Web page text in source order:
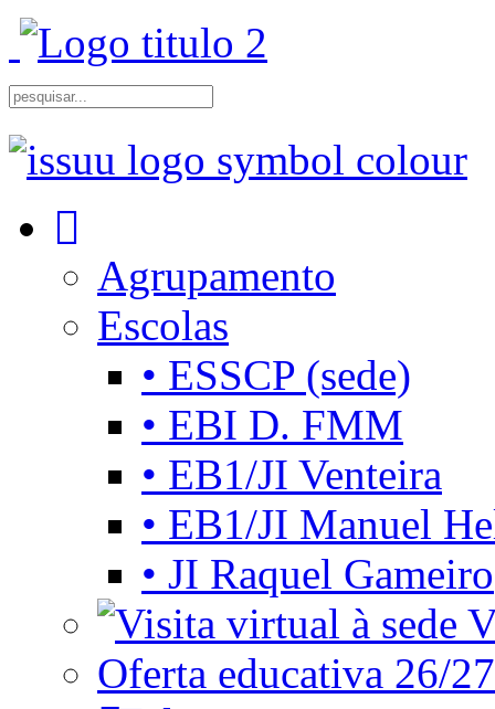
Agrupamento
Escolas
• ESSCP (sede)
• EBI D. FMM
• EB1/JI Venteira
• EB1/JI Manuel
• JI Raquel Gameiro
Oferta educativa 26/27